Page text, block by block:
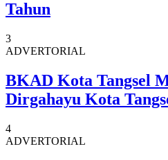
Tahun
3
ADVERTORIAL
BKAD Kota Tangsel
Dirgahayu Kota
4
ADVERTORIAL